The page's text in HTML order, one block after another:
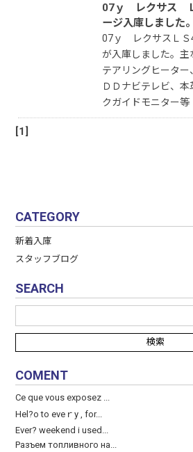
07ｙ レクサス
ージ入庫しました。
07ｙ レクサスＬ
が入庫しました。主
テアリングヒーター
ＤＤナビテレビ、
クガイドモニター等
[1]
CATEGORY
新着入庫
スタッフブログ
SEARCH
COMENT
Ce que vous exposez ...
Hel?o to eveｒy , for...
Ever? weekend і used...
Разъем топливного на...